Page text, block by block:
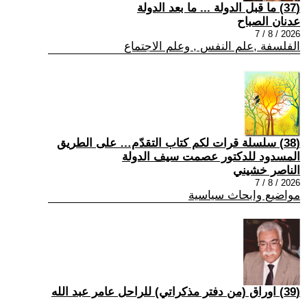
(37) ما قبل الدولة ... ما بعد الدولة
عدنان الصباح
2026 / 8 / 7
الفلسفة ,علم النفس , وعلم الاجتماع
(38) سلسلة قرات لكم كتاب التقدّم… على الطريق
المسدود للدكتور عصمت سيف الدولة
الناصر خشيني
2026 / 8 / 7
مواضيع وابحاث سياسية
(39) اوراق (من دفتر مذكراتي) للراحل عامر عبد الله